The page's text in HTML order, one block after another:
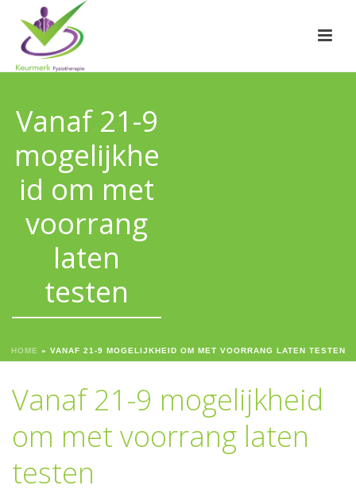
Vanaf 21-9
mogelijkhe
id om met
voorrang
laten
testen
HOME » VANAF 21-9 MOGELIJKHEID OM MET VOORRANG LATEN TESTEN
Vanaf 21-9 mogelijkheid
om met voorrang laten
testen